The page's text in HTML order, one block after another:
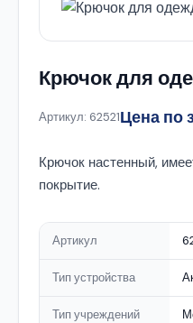
Крючок для
Артикул: 62521Цена по
Крючок настенный,
покрытие.
Артикул
Тип устройства
Тип учреждений